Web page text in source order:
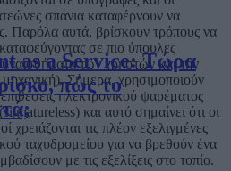
as a Service: Τώρα
πώς το
σπάνια καταφέρνουν να
Παρόλα αυτά, βρίσκουν τρόπους να
σε πιο ύπουλες
των χρηστών και την
Σήμερα, χρησιμοποιούν
ηλεκτρονικού ψαρέματος
και αυτό σημαίνει ότι οι
χρειάζονται τις πλέον εξελιγμένες
ταχυδρομείου για να βρεθούν ένα
με τις εξελίξεις στο τοπίο.